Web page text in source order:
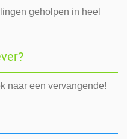
geholpen in heel
naar een vervangende!